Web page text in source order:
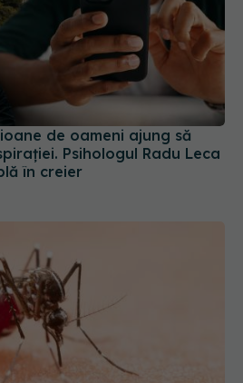
Psihologul Radu Leca
în creier
la o tânără de 22 de
suspecte, investigate la Iași